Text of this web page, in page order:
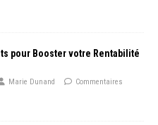
pour Booster votre Rentabilité
Marie Dunand
Commentaires